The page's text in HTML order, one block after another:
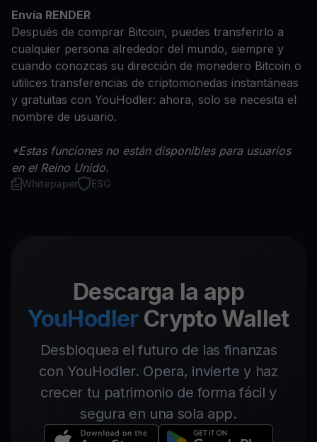
Envía RENDER
Después de comprar Bitcoin, puedes transferirlo a
cualquier persona alrededor del mundo, siempre y
cuando conozcas su dirección de monedero Bitcoin o
utilices transferencias de criptomonedas instantáneas
y gratuitas con YouHodler: ahora, solo se necesita el
nombre de usuario.
*Estas funciones no están disponibles para usuarios
en el Reino Unido.
Whitepaper ESG
Descarga la app
YouHodler Crypto Wallet
Desbloquea el futuro de las finanzas
con YouHodler. Opera, invierte y haz
crecer tu patrimonio de forma fácil y
segura en una sola app.